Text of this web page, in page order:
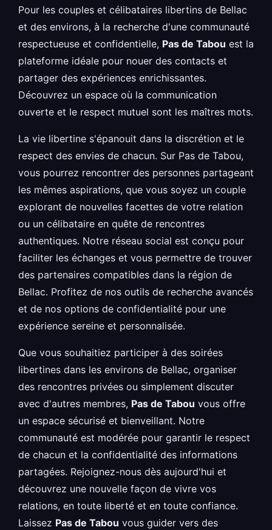
Pour les couples et célibataires libertins de Bellac
et des environs, à la recherche d'une communauté
respectueuse et confidentielle, Pas de Tabou est la
plateforme idéale pour nouer des contacts et
partager des expériences enrichissantes.
Découvrez un espace où la communication
ouverte et le respect mutuel sont les maîtres mots.
La vie libertine s'épanouit dans la discrétion et le
respect des envies de chacun. Sur Pas de Tabou,
vous pourrez rencontrer des personnes partageant
les mêmes aspirations, que vous soyez un couple
explorant de nouvelles facettes de votre relation
ou un célibataire en quête de rencontres
authentiques. Notre réseau social est conçu pour
faciliter les échanges et vous permettre de trouver
des partenaires compatibles dans la région de
Bellac. Profitez de nos outils de recherche avancés
et de nos options de confidentialité pour une
expérience sereine et personnalisée.
Que vous souhaitiez participer à des soirées
libertines dans les environs de Bellac, organiser
des rencontres privées ou simplement discuter
avec d'autres membres, Pas de Tabou vous offre
un espace sécurisé et bienveillant. Notre
communauté est modérée pour garantir le respect
de chacun et la confidentialité des informations
partagées. Rejoignez-nous dès aujourd'hui et
découvrez une nouvelle façon de vivre vos
relations, en toute liberté et en toute confiance.
Laissez Pas de Tabou vous guider vers des